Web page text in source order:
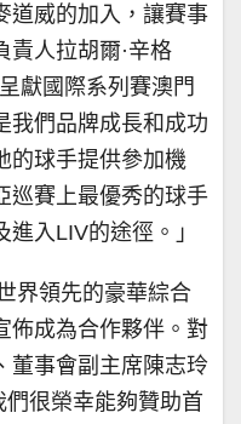
道威的加入，讓賽事
責人拉胡爾·辛格
獻國際系列賽澳門
我們品牌成長和成功
的球手提供參加機
巡賽上最優秀的球手
入LIV的途徑。」
界領先的豪華綜合
佈成為合作夥伴。對
董事會副主席陳志玲
很榮幸能夠贊助首